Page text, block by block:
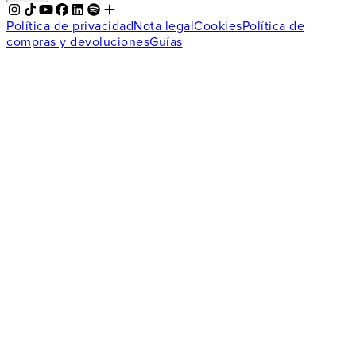
Política de privacidadNota legalCookiesPolítica de
compras y devolucionesGuías